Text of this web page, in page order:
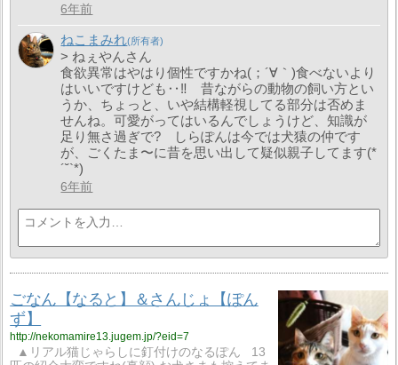
6年前
ねこまみれ
> ねぇやんさん
食欲異常はやはり個性ですかね(；´∀｀)食べないより
はいいですけども‥‼ 昔ながらの動物の飼い方とい
うか、ちょっと、いや結構軽視してる部分は否めま
せんね。可愛がってはいるんでしょうけど、知識が
足り無さ過ぎで? しらぽんは今では犬猿の仲です
が、ごくたま〜に昔を思い出して疑似親子してます(*
´˘`*)
6年前
ごなん【なると】＆さんじょ【ぽん
ず】
http://nekomamire13.jugem.jp/?eid=7
▲リアル猫じゃらしに釘付けのなるぽん 13